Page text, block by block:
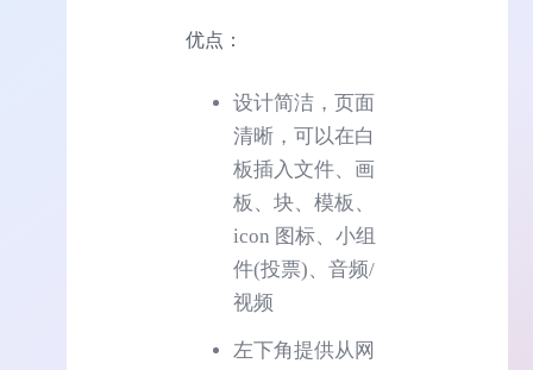
优点：
设计简洁，页面
清晰，可以在白
板插入文件、画
板、块、模板、
icon 图标、小组
件(投票)、音频/
视频
左下角提供从网